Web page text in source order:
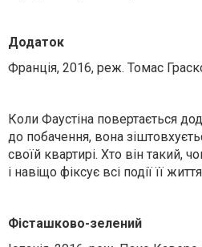
Додаток
Франція, 2016, реж. Томас
Коли Фаустіна повертається
до побачення, вона
своїй квартирі. Хто він такий,
і навіщо фіксує всі події її
Фісташково-зелений